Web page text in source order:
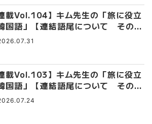
載Vol.104】キム先生の「旅に役立
国語」【連結語尾について その
載Vol.103】キム先生の「旅に役立
国語」【連結語尾について その